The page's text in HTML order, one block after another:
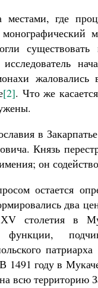
где
исследователь
[2]. Что же
в
Князь
он
остается
два
столетия в
функции,
1491 году в
всю территорию
не будет
де Грааф